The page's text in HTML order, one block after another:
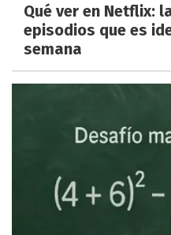
Qué ver en Netflix:
episodios que es
semana